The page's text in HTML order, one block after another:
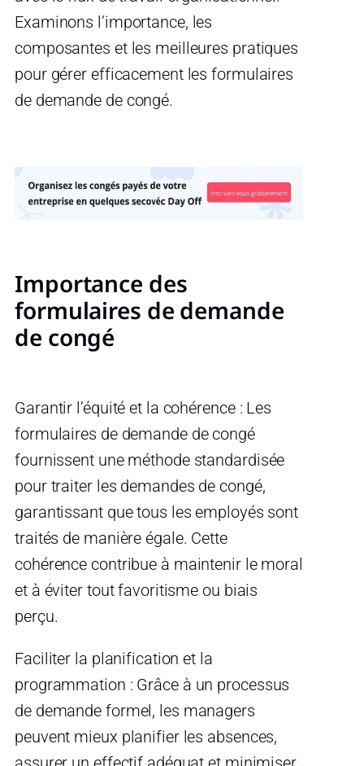
Examinons l’importance, les
composantes et les meilleures pratiques
pour gérer efficacement les formulaires
de demande de congé.
Importance des
formulaires de demande
de congé
Garantir l’équité et la cohérence : Les
formulaires de demande de congé
fournissent une méthode standardisée
pour traiter les demandes de congé,
garantissant que tous les employés sont
traités de manière égale. Cette
cohérence contribue à maintenir le moral
et à éviter tout favoritisme ou biais
perçu.
Faciliter la planification et la
programmation : Grâce à un processus
de demande formel, les managers
peuvent mieux planifier les absences,